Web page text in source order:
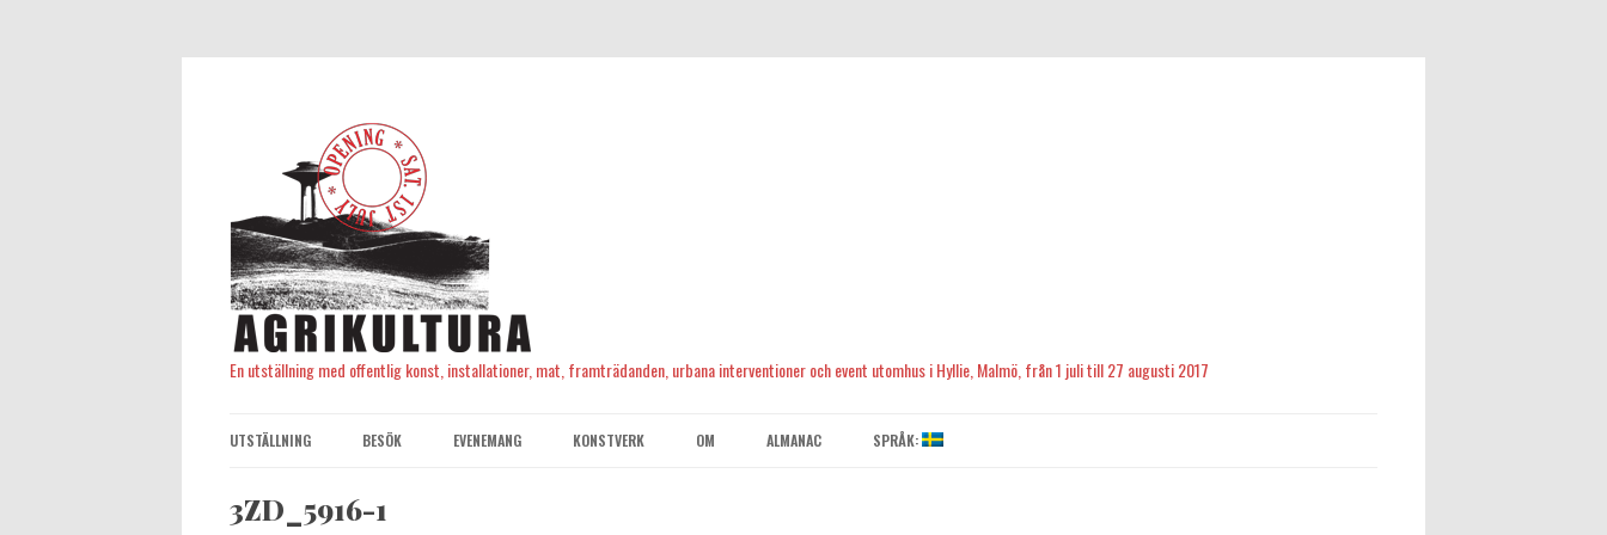
En utställning med offentlig konst, installationer, mat, framträdanden, urbana interventioner och event utomhus i Hyllie, Malmö, från 1 juli till 27 augusti 2017
to
content
UTSTÄLLNING BESÖK EVENEMANG KONSTVERK OM ALMANAC SPRÅK:
3ZD_5916-1